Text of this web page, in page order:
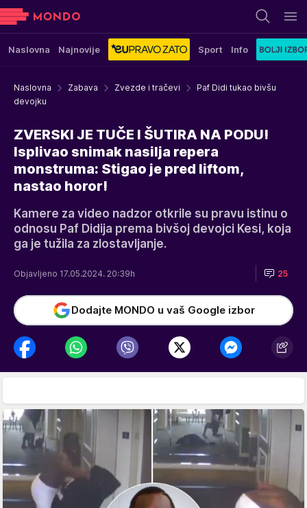
Naslovna Najnovije Sport Info
Naslovna Zabava Zvezde i tračevi
Paf Didi tukao bivšu
devojku
ZVERSKI JE TUČE I ŠUTIRA NA PODU!
Isplivao snimak nasilja repera
monstruma: Stigao je pred liftom,
nastao horor!
Kamere za video nadzor otkrile su pravu istinu o
odnosu Paf Didija prema bivšoj devojci Kesi, koja
ga je tužila za zlostavljanje.
Objavljeno 17.05.2024. 20:39h 25
Dodajte MONDO u vaš Google izbor